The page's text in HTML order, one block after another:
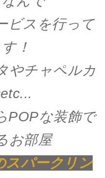
ビスを行って
！
やチャペルカ
POPな装飾で
お部屋
スパークリン